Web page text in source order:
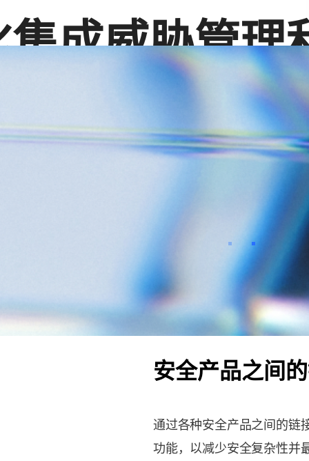
成威胁管理
安全产品之间
通过各种安全产品之间的链
功能，以减少安全复杂性并